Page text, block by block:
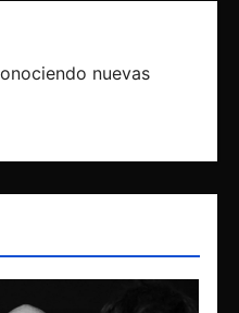
nuevas